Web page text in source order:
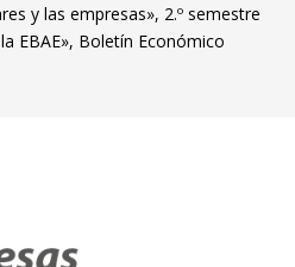
y las empresas», 2.º semestre
EBAE», Boletín Económico